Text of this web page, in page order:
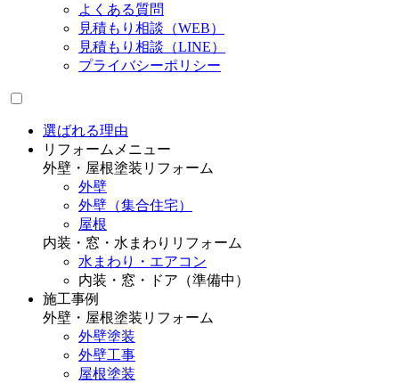
よくある質問
見積もり相談（WEB）
見積もり相談（LINE）
プライバシーポリシー
選ばれる理由
リフォームメニュー
外壁・屋根塗装リフォーム
外壁
外壁（集合住宅）
屋根
内装・窓・水まわりリフォーム
水まわり・エアコン
内装・窓・ドア（準備中）
施工事例
外壁・屋根塗装リフォーム
外壁塗装
外壁工事
屋根塗装